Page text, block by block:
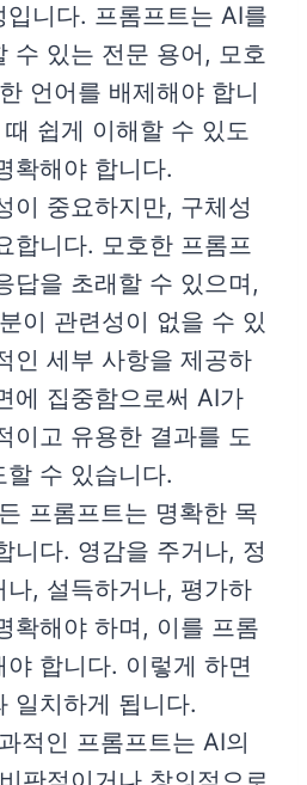
입니다. 프롬프트는 AI를
수 있는 전문 용어, 모호
언어를 배제해야 합니
쉽게 이해할 수 있도
확해야 합니다.
이 중요하지만, 구체성
합니다. 모호한 프롬프
답을 초래할 수 있으며,
이 관련성이 없을 수 있
인 세부 사항을 제공하
에 집중함으로써 AI가
이고 유용한 결과를 도
할 수 있습니다.
프롬프트는 명확한 목
니다. 영감을 주거나, 정
나, 설득하거나, 평가하
확해야 하며, 이를 프롬
합니다. 이렇게 하면
일치하게 됩니다.
적인 프롬프트는 AI의